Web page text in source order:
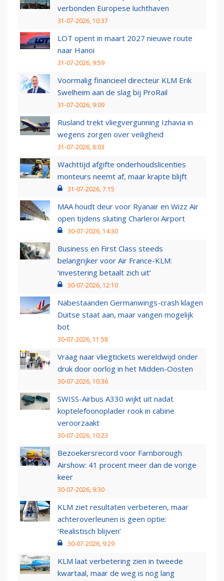
verbonden Europese luchthaven
31-07-2026, 10:37
LOT opent in maart 2027 nieuwe route
naar Hanoi
31-07-2026, 9:59
Voormalig financieel directeur KLM Erik
Swelheim aan de slag bij ProRail
31-07-2026, 9:09
Rusland trekt vliegvergunning Izhavia in
wegens zorgen over veiligheid
31-07-2026, 8:03
Wachttijd afgifte onderhoudslicenties
monteurs neemt af, maar krapte blijft
31-07-2026, 7:15
MAA houdt deur voor Ryanair en Wizz Air
open tijdens sluiting Charleroi Airport
30-07-2026, 14:30
Business en First Class steeds
belangrijker voor Air France-KLM:
‘investering betaalt zich uit’
30-07-2026, 12:10
Nabestaanden Germanwings-crash klagen
Duitse staat aan, maar vangen mogelijk
bot
30-07-2026, 11:58
Vraag naar vliegtickets wereldwijd onder
druk door oorlog in het Midden-Oosten
30-07-2026, 10:36
SWISS-Airbus A330 wijkt uit nadat
koptelefoonoplader rook in cabine
veroorzaakt
30-07-2026, 10:23
Bezoekersrecord voor Farnborough
Airshow: 41 procent meer dan de vorige
keer
30-07-2026, 9:30
KLM ziet resultaten verbeteren, maar
achteroverleunen is geen optie:
‘Realistisch blijven’
30-07-2026, 9:29
KLM laat verbetering zien in tweede
kwartaal, maar de weg is nog lang